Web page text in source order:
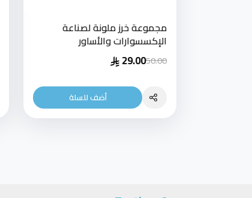
مجموعة خرز ملونة لصناعة
الإكسسوارات والأساور
50.00
29.00
أضف للسلة